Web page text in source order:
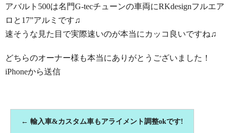
アバルト500は名門G-tecチューンの車両にRKdesignフルエア
ロと17”アルミです♫
速そうな見た目で実際速いのが本当にカッコ良いですね♫
どちらのオーナー様も本当にありがとうございました！
iPhoneから送信
← 輸入車&カスタム車もアライメント調整okです!